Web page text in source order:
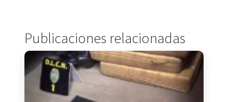
Publicaciones relacionadas